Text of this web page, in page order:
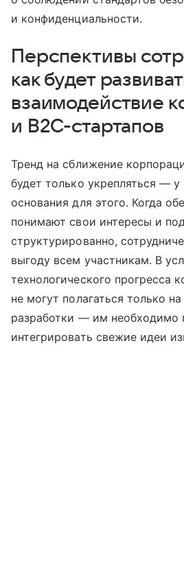
и конфиденциальности.
Перспективы
как будет
взаимодействие
и B2C-стартапов
Тренд на сближение
будет только укрепляться — у
основания для этого. Когда
понимают свои интересы и
структурированно,
выгоду всем участникам. В
технологического прогресса
не могут полагаться только
разработки — им необходимо
интегрировать свежие идеи